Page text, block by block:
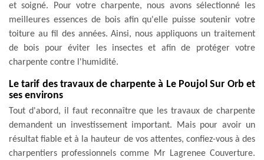
et soigné. Pour votre charpente, nous avons sélectionné les
meilleures essences de bois afin qu'elle puisse soutenir votre
toiture au fil des années. Ainsi, nous appliquons un traitement
de bois pour éviter les insectes et afin de protéger votre
charpente contre l'humidité.
Le tarif des travaux de charpente à Le Poujol Sur Orb et
ses environs
Tout d'abord, il faut reconnaître que les travaux de charpente
demandent un investissement important. Mais pour avoir un
résultat fiable et à la hauteur de vos attentes, confiez-vous à des
charpentiers professionnels comme Mr Lagrenee Couverture.